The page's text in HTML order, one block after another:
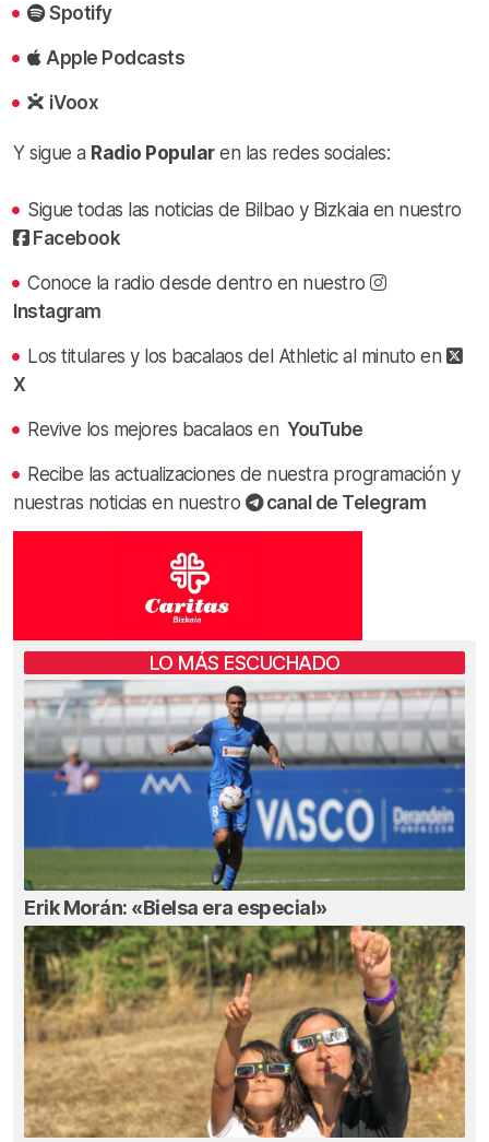
Spotify
Apple Podcasts
iVoox
Y sigue a Radio Popularen las redes sociales:
Sigue todas las noticias de Bilbao y Bizkaia en nuestro
Facebook
Conoce la radio desde dentro en nuestro
Instagram
Los titulares y los bacalaos del Athletic al minuto en
X
Revive los mejores bacalaos en YouTube
Recibe las actualizaciones de nuestra programación y
nuestras noticias en nuestro
canal de Telegram
LO MÁS ESCUCHADO
Erik Morán: «Bielsa era especial»